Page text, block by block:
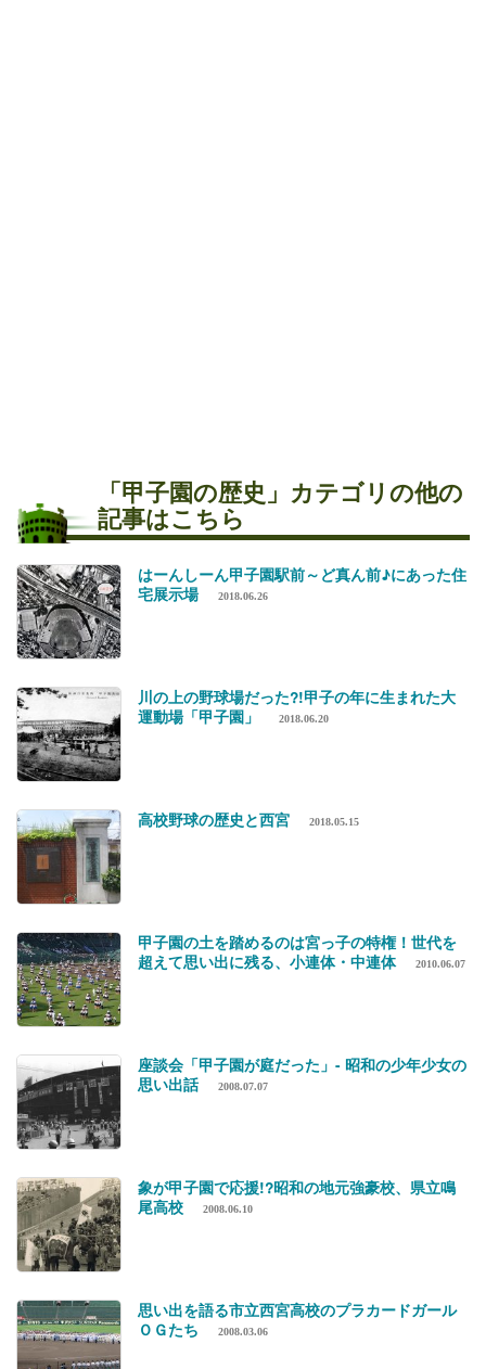
「甲子園の歴史 」カテゴリの他の
記事はこちら
はーんしーん甲子園駅前～ど真ん前♪にあった住
宅展示場
2018.06.26
川の上の野球場だった?!甲子の年に生まれた大
運動場「甲子園」
2018.06.20
高校野球の歴史と西宮 2018.05.15
甲子園の土を踏めるのは宮っ子の特権！世代を
超えて思い出に残る、小連体・中連体
2010.06.07
座談会「甲子園が庭だった」- 昭和の少年少女の
思い出話
2008.07.07
象が甲子園で応援!?昭和の地元強豪校、県立鳴
尾高校
2008.06.10
思い出を語る市立西宮高校のプラカードガール
ＯＧたち
2008.03.06